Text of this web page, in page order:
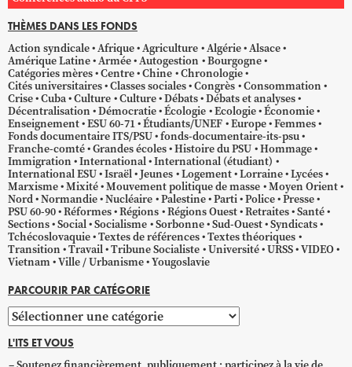
THÈMES DANS LES FONDS
Action syndicale Afrique Agriculture Algérie Alsace
Amérique Latine Armée Autogestion
Bourgogne
Catégories mères Centre Chine Chronologie
Cités universitaires Classes sociales Congrès Consommation
Crise Cuba Culture Culture Débats Débats et analyses
Décentralisation Démocratie Écologie Ecologie Économie
Enseignement ESU 60-71 Étudiants/UNEF Europe Femmes
Fonds documentaire ITS/PSU fonds-documentaire-its-psu
Franche-comté Grandes écoles Histoire du PSU Hommage
Immigration International International (étudiant)
International ESU Israël Jeunes Logement Lorraine Lycées
Marxisme Mixité Mouvement politique de masse Moyen Orient
Nord Normandie Nucléaire Palestine Parti Police Presse
PSU 60-90 Réformes Régions Régions Ouest Retraites Santé
Sections Social Socialisme Sorbonne Sud-Ouest Syndicats
Tchécoslovaquie Textes de références Textes théoriques
Transition Travail Tribune Socialiste Université URSS VIDEO
Vietnam Ville / Urbanisme Yougoslavie
PARCOURIR PAR CATÉGORIE
Parcourir
par
catégorie
L'ITS ET VOUS